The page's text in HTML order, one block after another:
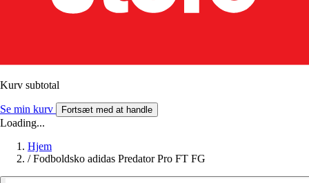
Kurv subtotal
Se min kurv Fortsæt med at handle
Loading...
Hjem
/ Fodboldsko adidas Predator Pro FT FG